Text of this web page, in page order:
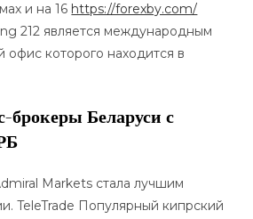
и на 16 https://forexby.com/
212 является международным
офис которого находится в
Беларуси с
Markets стала лучшим
TeleTrade Популярный кипрский